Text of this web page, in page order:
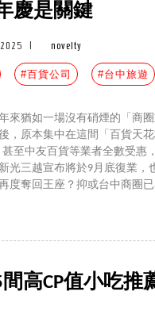
慶是關鍵
novelty
#百貨公司 #台中旅遊
來猶如一場沒有硝煙的「商
，原本集中在這間「百貨天
甚至中友百貨等業者全數受惠
光三越宣布將於9月底復業，
度奪回王座？抑或台中商圈
高CP值小吃推